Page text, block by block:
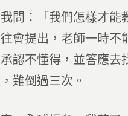
問：「我們怎樣才
會提出，老師一時
認不懂得，並答應
難倒過三次。